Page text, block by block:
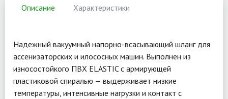
Описание Характеристики
Надежный вакуумный напорно-всасывающий шланг для
ассенизаторских и илососных машин. Выполнен из
износостойкого ПВХ ELASTIC с армирующей
пластиковой спиралью — выдерживает низкие
температуры, интенсивные нагрузки и контакт с